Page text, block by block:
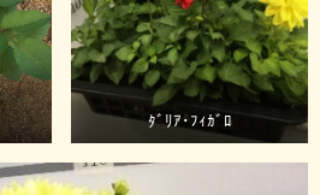
ﾀﾞﾘｱ･ﾌｨｶﾞﾛ